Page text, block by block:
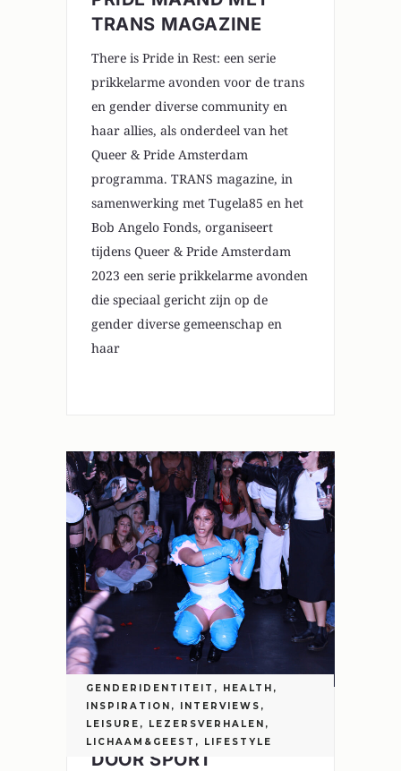
TRANS MAGAZINE
There is Pride in Rest: een serie
prikkelarme avonden voor de trans
en gender diverse community en
haar allies, als onderdeel van het
Queer & Pride Amsterdam
programma. TRANS magazine, in
samenwerking met Tugela85 en het
Bob Angelo Fonds, organiseert
tijdens Queer & Pride Amsterdam
2023 een serie prikkelarme avonden
die speciaal gericht zijn op de
gender diverse gemeenschap en
haar
GENDERIDENTITEIT , HEALTH ,
INSPIRATION , INTERVIEWS ,
LEISURE , LEZERSVERHALEN ,
LICHAAM&GEEST , LIFESTYLE
TROTS OP JE LICHAAM
DOOR SPORT